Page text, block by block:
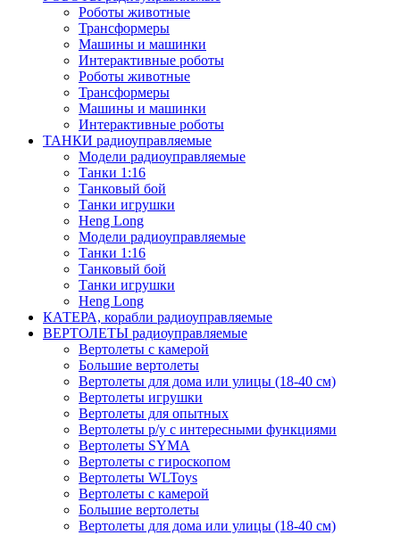
Роботы животные
Трансформеры
Машины и машинки
Интерактивные роботы
Роботы животные
Трансформеры
Машины и машинки
Интерактивные роботы
ТАНКИ радиоуправляемые
Модели радиоуправляемые
Танки 1:16
Танковый бой
Танки игрушки
Heng Long
Модели радиоуправляемые
Танки 1:16
Танковый бой
Танки игрушки
Heng Long
КАТЕРА, корабли радиоуправляемые
ВЕРТОЛЕТЫ радиоуправляемые
Вертолеты с камерой
Большие вертолеты
Вертолеты для дома или улицы (18-40 см)
Вертолеты игрушки
Вертолеты для опытных
Вертолеты р/у с интересными функциями
Вертолеты SYMA
Вертолеты с гироскопом
Вертолеты WLToys
Вертолеты с камерой
Большие вертолеты
Вертолеты для дома или улицы (18-40 см)